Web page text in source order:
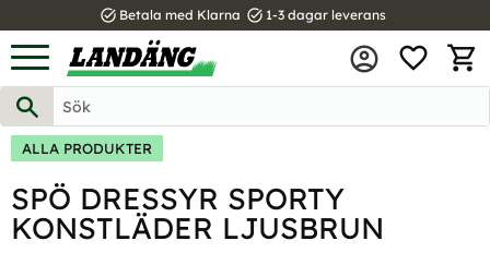
Meny
task_alt Betala med Klarna task_alt 1-3 dagar leverans
ALLA PRODUKTER
SPÖ DRESSYR SPORTY
KONSTLÄDER LJUSBRUN